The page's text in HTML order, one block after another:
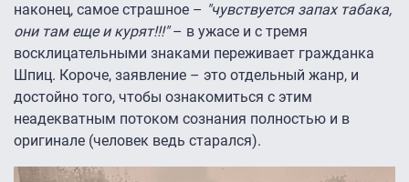
наконец, самое страшное – "чувствуется запах табака,
они там еще и курят!!!"– в ужасе и с тремя
восклицательными знаками переживает гражданка
Шпиц. Короче, заявление – это отдельный жанр, и
достойно того, чтобы ознакомиться с этим
неадекватным потоком сознания полностью и в
оригинале (человек ведь старался).